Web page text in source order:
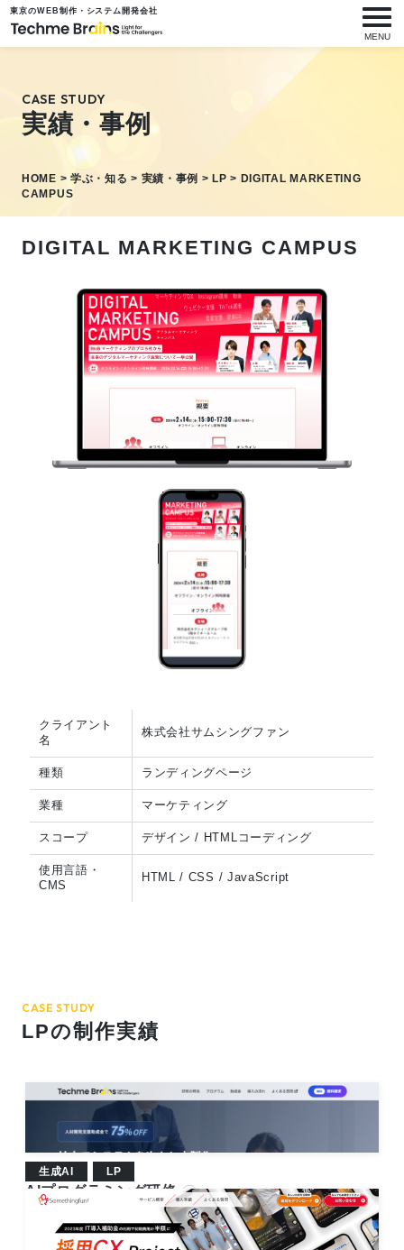
東京のWEB制作・システム開発会社 メニ
MENU
CASE STUDY
実績・事例
HOME > 学ぶ・知る > 実績・事例 > LP > DIGITAL MARKETING
CAMPUS
DIGITAL MARKETING CAMPUS
クライアント
名
株式会社サムシングファン
種類 ランディングページ
業種 マーケティング
スコープ デザイン / HTMLコーディング
使用言語・
CMS
HTML / CSS / JavaScript
CASE STUDY
LPの制作実績
生成AI LP
AIプログラミング研修
BtoB